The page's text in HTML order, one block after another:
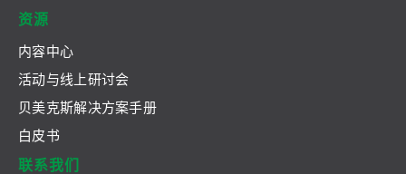
资源
内容中心
活动与线上研讨会
贝美克斯解决方案手册
白皮书
联系我们